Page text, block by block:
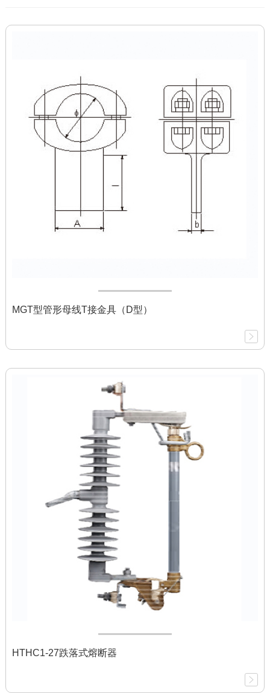
MGT型管形母线T接金具（D型）
HTHC1-27跌落式熔断器